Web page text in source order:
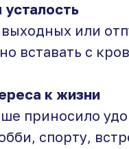
усталость
или
вставать с
к жизни
приносило
спорту,